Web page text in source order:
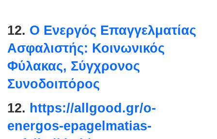
12. Ο Ενεργός Επαγγελματίας
Ασφαλιστής: Κοινωνικός
Φύλακας, Σύγχρονος
Συνοδοιπόρος
12. https://allgood.gr/o-
energos-epagelmatias-